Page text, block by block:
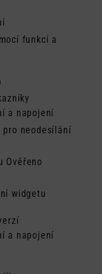
funkcí a
a napojení
pro neodesílání
Ověřeno
widgetu
a napojení